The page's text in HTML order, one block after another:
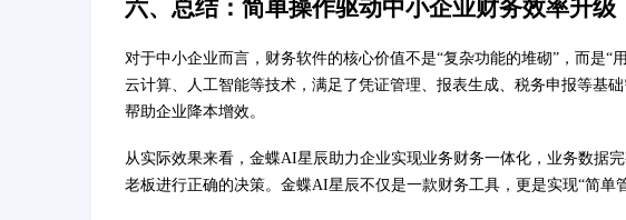
六、总结：简单操作驱动中小企业财务效率升级
对于中小企业而言，财务软件的核心价值不是“复杂功能的堆砌”，而是“
云计算、人工智能等技术，满足了凭证管理、报表生成、税务申报等基
帮助企业降本增效。
从实际效果来看，金蝶AI星辰助力企业实现业务财务一体化，业务数据
老板进行正确的决策。金蝶AI星辰不仅是一款财务工具，更是实现“简单